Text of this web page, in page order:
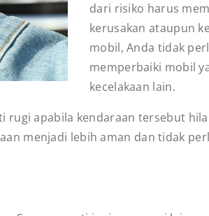
dari risiko harus
kerusakan ataupun
mobil, Anda tidak
memperbaiki mobil
kecelakaan lain.
apabila kendaraan tersebut
menjadi lebih aman dan tidak